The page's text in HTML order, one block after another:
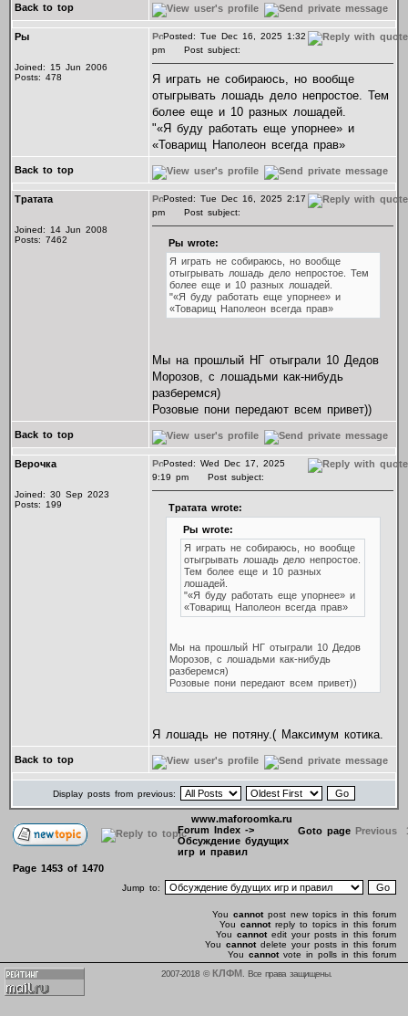
Back to top
Ры
Joined: 15 Jun 2006
Posts: 478
Posted: Tue Dec 16, 2025 1:32
pm
Post subject:
Я играть не собираюсь, но вообще
отыгрывать лошадь дело непростое. Тем
более еще и 10 разных лошадей.
"«Я буду работать еще упорнее» и
«Товарищ Наполеон всегда прав»
Back to top
Тратата
Joined: 14 Jun 2008
Posts: 7462
Posted: Tue Dec 16, 2025 2:17
pm
Post subject:
Ры wrote:
Я играть не собираюсь, но вообще
отыгрывать лошадь дело непростое. Тем
более еще и 10 разных лошадей.
"«Я буду работать еще упорнее» и
«Товарищ Наполеон всегда прав»
Мы на прошлый НГ отыграли 10 Дедов
Морозов, с лошадьми как-нибудь
разберемся)
Розовые пони передают всем привет))
Back to top
Верочка
Joined: 30 Sep 2023
Posts: 199
Posted: Wed Dec 17, 2025
9:19 pm
Post subject:
Тратата wrote:
Ры wrote:
Я играть не собираюсь, но вообще
отыгрывать лошадь дело непростое.
Тем более еще и 10 разных
лошадей.
"«Я буду работать еще упорнее» и
«Товарищ Наполеон всегда прав»
Мы на прошлый НГ отыграли 10 Дедов
Морозов, с лошадьми как-нибудь
разберемся)
Розовые пони передают всем привет))
Я лошадь не потяну.( Максимум котика.
Back to top
Display posts from previous:
www.maforoomka.ru
Forum Index ->
Обсуждение будущих
игр и правил
Goto page Previous
Page 1453 of 1470
Jump to:
You cannotpost new topics in this forum
You cannotreply to topics in this forum
You cannotedit your posts in this forum
You cannotdelete your posts in this forum
You cannotvote in polls in this forum
2007-2018 © КЛФМ . Все права защищены.